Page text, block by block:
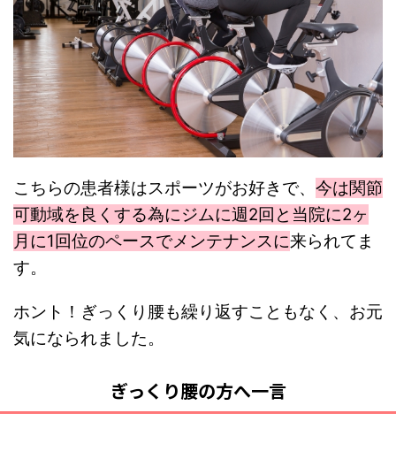
こちらの患者様はスポーツがお好きで、 今は関節
可動域を良くする為にジムに週2回と当院に2ヶ
月に1回位のペースでメンテナンスに来られてま
す。
ホント！ぎっくり腰も繰り返すこともなく、お元
気になられました。
ぎっくり腰の方へ一言